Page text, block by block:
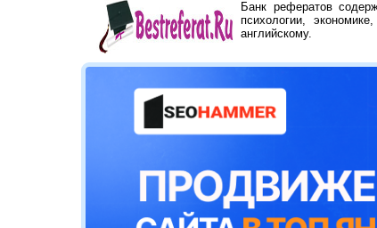
Банк рефератов
психологии,
английскому.